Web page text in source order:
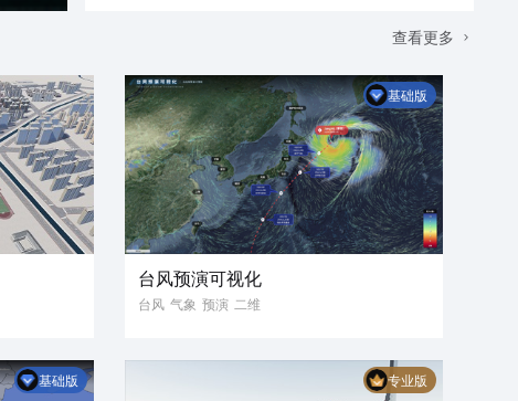
查看更多
基础版
台风预演可视化
台风 气象 预演 二维
基础版 专业版